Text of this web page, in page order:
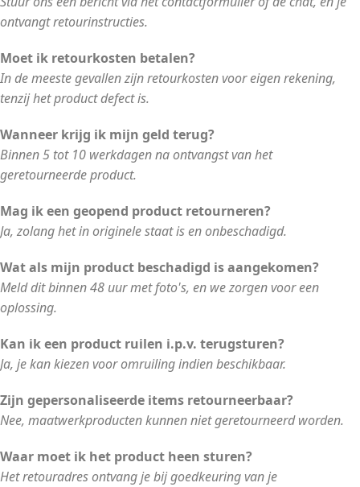
ontvangt retourinstructies.
Moet ik retourkosten betalen?
In de meeste gevallen zijn retourkosten voor eigen rekening,
tenzij het product defect is.
Wanneer krijg ik mijn geld terug?
Binnen 5 tot 10 werkdagen na ontvangst van het
geretourneerde product.
Mag ik een geopend product retourneren?
Ja, zolang het in originele staat is en onbeschadigd.
Wat als mijn product beschadigd is aangekomen?
Meld dit binnen 48 uur met foto's, en we zorgen voor een
oplossing.
Kan ik een product ruilen i.p.v. terugsturen?
Ja, je kan kiezen voor omruiling indien beschikbaar.
Zijn gepersonaliseerde items retourneerbaar?
Nee, maatwerkproducten kunnen niet geretourneerd worden.
Waar moet ik het product heen sturen?
Het retouradres ontvang je bij goedkeuring van je